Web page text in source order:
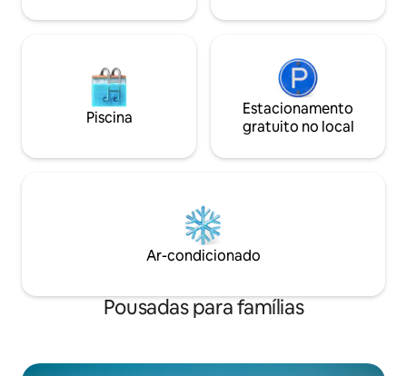
Piscina
Estacionamento
gratuito no local
Ar-condicionado
Pousadas para famílias